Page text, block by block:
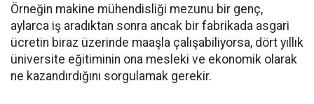
Örneğin makine mühendisliği mezunu bir genç,
aylarca iş aradıktan sonra ancak bir fabrikada asgari
ücretin biraz üzerinde maaşla çalışabiliyorsa, dört yıllık
üniversite eğitiminin ona mesleki ve ekonomik olarak
ne kazandırdığını sorgulamak gerekir.